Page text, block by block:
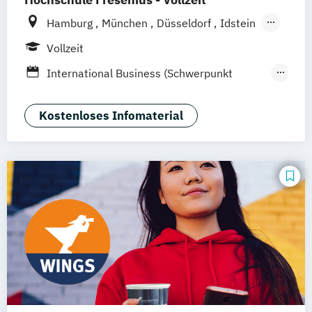
Hamburg München Düsseldorf
Idstein
Berlin
Braunschweig Erfurt
Vollzeit
International Business (Schwerpunkt
Psychology)
Psychologie Rechtspsychologie
Wirtschaftspsychologie (Heidelberg)
Kostenloses Infomaterial